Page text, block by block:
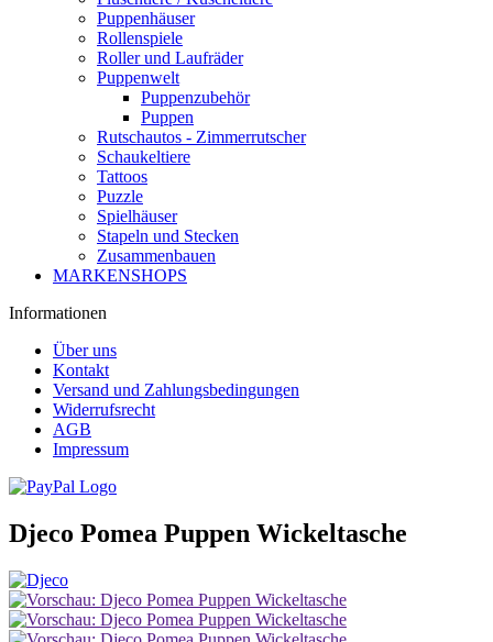
Puppenhäuser
Rollenspiele
Roller und Laufräder
Puppenwelt
Puppenzubehör
Puppen
Rutschautos - Zimmerrutscher
Schaukeltiere
Tattoos
Puzzle
Spielhäuser
Stapeln und Stecken
Zusammenbauen
MARKENSHOPS
Informationen
Über uns
Kontakt
Versand und Zahlungsbedingungen
Widerrufsrecht
AGB
Impressum
Djeco Pomea Puppen Wickeltasche